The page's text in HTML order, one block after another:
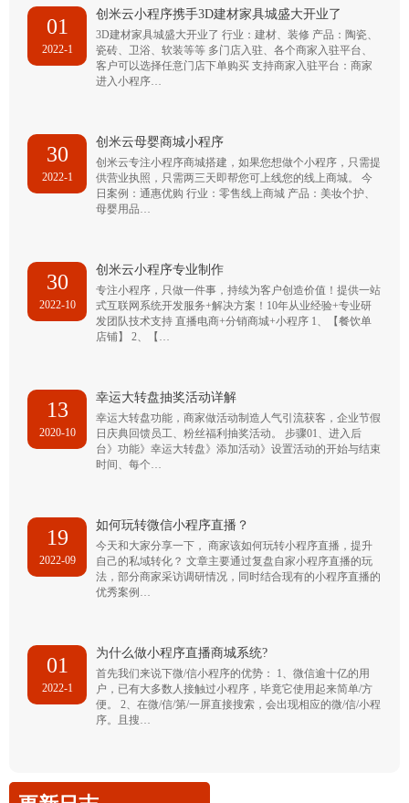
01
2022-1
创米云小程序携手3D建材家具城盛大开业了
3D建材家具城盛大开业了 行业：建材、装修 产品：陶瓷、
瓷砖、卫浴、软装等等 多门店入驻、各个商家入驻平台、
客户可以选择任意门店下单购买 支持商家入驻平台：商家
进入小程序…
30
2022-1
创米云母婴商城小程序
创米云专注小程序商城搭建，如果您想做个小程序，只需提
供营业执照，只需两三天即帮您可上线您的线上商城。 今
日案例：通惠优购 行业：零售线上商城 产品：美妆个护、
母婴用品…
30
2022-10
创米云小程序专业制作
专注小程序，只做一件事，持续为客户创造价值！提供一站
式互联网系统开发服务+解决方案！10年从业经验+专业研
发团队技术支持 直播电商+分销商城+小程序 1、【餐饮单
店铺】 2、【…
13
2020-10
幸运大转盘抽奖活动详解
幸运大转盘功能，商家做活动制造人气引流获客，企业节假
日庆典回馈员工、粉丝福利抽奖活动。 步骤01、进入后
台》功能》幸运大转盘》添加活动》设置活动的开始与结束
时间、每个…
19
2022-09
如何玩转微信小程序直播？
今天和大家分享一下， 商家该如何玩转小程序直播，提升
自己的私域转化？ 文章主要通过复盘自家小程序直播的玩
法，部分商家采访调研情况，同时结合现有的小程序直播的
优秀案例…
01
2022-1
为什么做小程序直播商城系统?
首先我们来说下微/信小程序的优势： 1、微信逾十亿的用
户，已有大多数人接触过小程序，毕竟它使用起来简单/方
便。 2、在微/信/第/一屏直接搜索，会出现相应的微/信/小程
序。且搜…